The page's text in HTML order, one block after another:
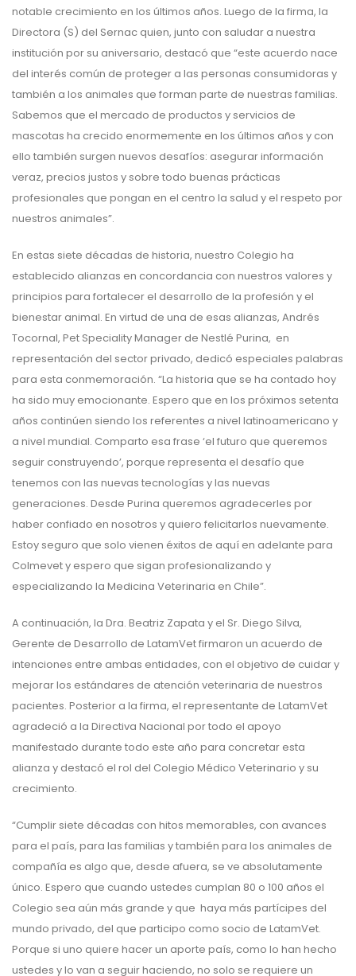
notable crecimiento en los últimos años. Luego de la firma, la
Directora (S) del Sernac quien, junto con saludar a nuestra
institución por su aniversario, destacó que “este acuerdo nace
del interés común de proteger a las personas consumidoras y
también a los animales que forman parte de nuestras familias.
Sabemos que el mercado de productos y servicios de
mascotas ha crecido enormemente en los últimos años y con
ello también surgen nuevos desafíos: asegurar información
veraz, precios justos y sobre todo buenas prácticas
profesionales que pongan en el centro la salud y el respeto por
nuestros animales”.
En estas siete décadas de historia, nuestro Colegio ha
establecido alianzas en concordancia con nuestros valores y
principios para fortalecer el desarrollo de la profesión y el
bienestar animal. En virtud de una de esas alianzas, Andrés
Tocornal, Pet Speciality Manager de Nestlé Purina, en
representación del sector privado, dedicó especiales palabras
para esta conmemoración. “La historia que se ha contado hoy
ha sido muy emocionante. Espero que en los próximos setenta
años continúen siendo los referentes a nivel latinoamericano y
a nivel mundial. Comparto esa frase ‘el futuro que queremos
seguir construyendo’, porque representa el desafío que
tenemos con las nuevas tecnologías y las nuevas
generaciones. Desde Purina queremos agradecerles por
haber confiado en nosotros y quiero felicitarlos nuevamente.
Estoy seguro que solo vienen éxitos de aquí en adelante para
Colmevet y espero que sigan profesionalizando y
especializando la Medicina Veterinaria en Chile”.
A continuación, la Dra. Beatriz Zapata y el Sr. Diego Silva,
Gerente de Desarrollo de LatamVet firmaron un acuerdo de
intenciones entre ambas entidades, con el objetivo de cuidar y
mejorar los estándares de atención veterinaria de nuestros
pacientes. Posterior a la firma, el representante de LatamVet
agradeció a la Directiva Nacional por todo el apoyo
manifestado durante todo este año para concretar esta
alianza y destacó el rol del Colegio Médico Veterinario y su
crecimiento.
“Cumplir siete décadas con hitos memorables, con avances
para el país, para las familias y también para los animales de
compañía es algo que, desde afuera, se ve absolutamente
único. Espero que cuando ustedes cumplan 80 o 100 años el
Colegio sea aún más grande y que haya más partícipes del
mundo privado, del que participo como socio de LatamVet.
Porque si uno quiere hacer un aporte país, como lo han hecho
ustedes y lo van a seguir haciendo, no solo se requiere un